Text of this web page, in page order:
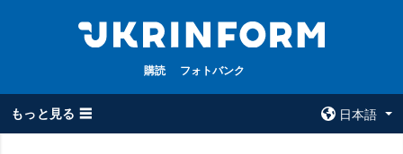
購読 フォトバンク
もっと見る ☰
日本語